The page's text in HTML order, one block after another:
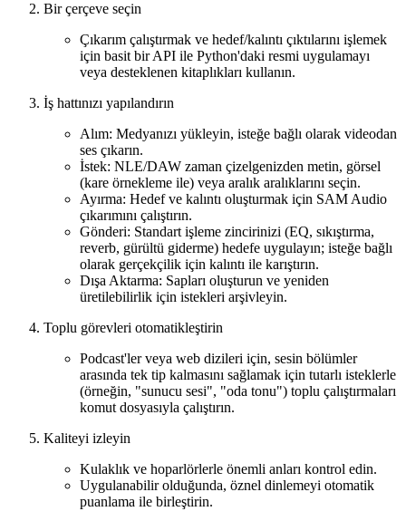
Bir çerçeve seçin
Çıkarım çalıştırmak ve hedef/kalıntı çıktılarını işlemek
için basit bir API ile Python'daki resmi uygulamayı
veya desteklenen kitaplıkları kullanın.
İş hattınızı yapılandırın
Alım: Medyanızı yükleyin, isteğe bağlı olarak videodan
ses çıkarın.
İstek: NLE/DAW zaman çizelgenizden metin, görsel
(kare örnekleme ile) veya aralık aralıklarını seçin.
Ayırma: Hedef ve kalıntı oluşturmak için SAM Audio
çıkarımını çalıştırın.
Gönderi: Standart işleme zincirinizi (EQ, sıkıştırma,
reverb, gürültü giderme) hedefe uygulayın; isteğe bağlı
olarak gerçekçilik için kalıntı ile karıştırın.
Dışa Aktarma: Sapları oluşturun ve yeniden
üretilebilirlik için istekleri arşivleyin.
Toplu görevleri otomatikleştirin
Podcast'ler veya web dizileri için, sesin bölümler
arasında tek tip kalmasını sağlamak için tutarlı isteklerle
(örneğin, "sunucu sesi", "oda tonu") toplu çalıştırmaları
komut dosyasıyla çalıştırın.
Kaliteyi izleyin
Kulaklık ve hoparlörlerle önemli anları kontrol edin.
Uygulanabilir olduğunda, öznel dinlemeyi otomatik
puanlama ile birleştirin.